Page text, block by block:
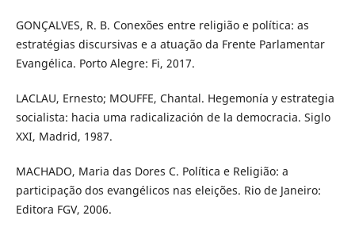
GONÇALVES, R. B. Conexões entre religião e política: as
estratégias discursivas e a atuação da Frente Parlamentar
Evangélica. Porto Alegre: Fi, 2017.
LACLAU, Ernesto; MOUFFE, Chantal. Hegemonía y estrategia
socialista: hacia uma radicalización de la democracia. Siglo
XXI, Madrid, 1987.
MACHADO, Maria das Dores C. Política e Religião: a
participação dos evangélicos nas eleições. Rio de Janeiro:
Editora FGV, 2006.